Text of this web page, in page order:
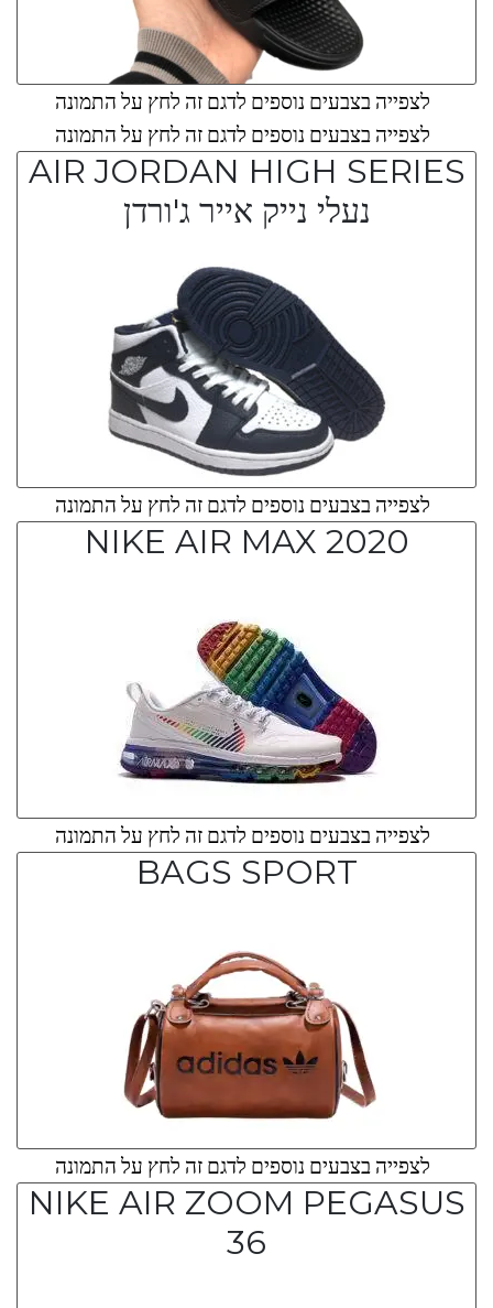
לצפייה בצבעים נוספים לדגם זה לחץ על התמונה
לצפייה בצבעים נוספים לדגם זה לחץ על התמונה
AIR JORDAN HIGH SERIES
נעלי נייק אייר ג'ורדן
לצפייה בצבעים נוספים לדגם זה לחץ על התמונה
NIKE AIR MAX 2020
לצפייה בצבעים נוספים לדגם זה לחץ על התמונה
BAGS SPORT
לצפייה בצבעים נוספים לדגם זה לחץ על התמונה
NIKE AIR ZOOM PEGASUS
36